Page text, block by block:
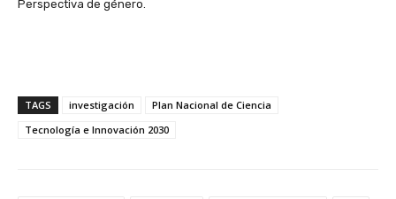
Perspectiva de género.
TAGS investigación
Plan Nacional de Ciencia
Tecnología e Innovación 2030